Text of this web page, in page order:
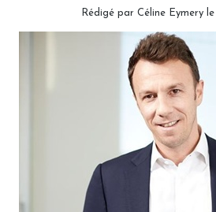
Rédigé par Céline Eymery